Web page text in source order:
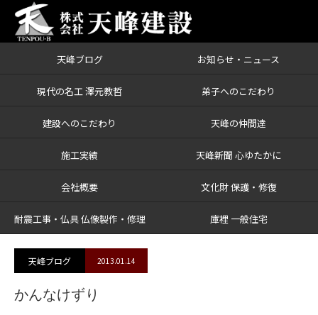
天峰ブログ お知らせ・ニュース
現代の名工 澤元教哲 弟子へのこだわり
建設へのこだわり 天峰の仲間達
施工実績 天峰新聞 心ゆたかに
会社概要 文化財 保護・修復
耐震工事・仏具 仏像製作・修理 庫裡 一般住宅
ブログ かんなけずり
天峰ブログ 2013.01.14
かんなけずり